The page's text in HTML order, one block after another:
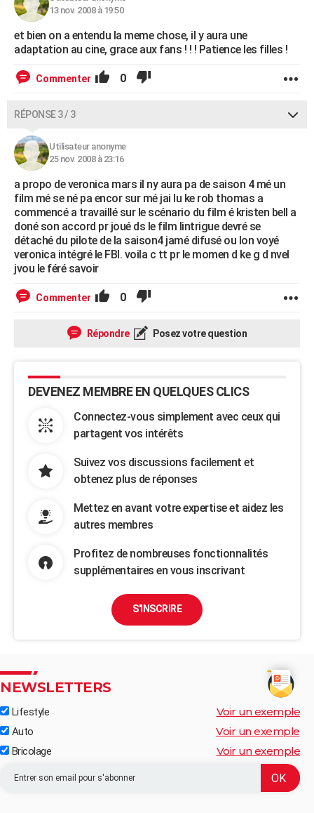
13 nov. 2008 à 19:50
et bien on a entendu la meme chose, il y aura une
adaptation au cine, grace aux fans ! ! ! Patience les filles !
Commenter 0
RÉPONSE 3 / 3
Utilisateur anonyme
25 nov. 2008 à 23:16
a propo de veronica mars il ny aura pa de saison 4 mé un
film mé se né pa encor sur mé jai lu ke rob thomas a
commencé a travaillé sur le scénario du film é kristen bell a
doné son accord pr joué ds le film lintrigue devré se
détaché du pilote de la saison4 jamé difusé ou lon voyé
veronica intégré le FBI. voila c tt pr le momen d ke g d nvel
jvou le féré savoir
Commenter 0
Répondre Posez votre question
DEVENEZ MEMBRE EN QUELQUES CLICS
Connectez-vous simplement avec ceux qui
partagent vos intérêts
Suivez vos discussions facilement et
obtenez plus de réponses
Mettez en avant votre expertise et aidez les
autres membres
Profitez de nombreuses fonctionnalités
supplémentaires en vous inscrivant
S'INSCRIRE
NEWSLETTERS
Lifestyle Voir un exemple
Auto Voir un exemple
Bricolage Voir un exemple